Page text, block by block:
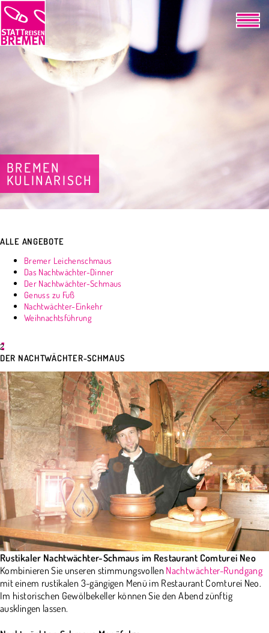
BREMEN
KULINARISCH
ALLE ANGEBOTE
Bremer Leichenschmaus
Das Nachtwächter-Dinner
Der Nachtwächter-Schmaus
Genuss zu Fuß
Nachtwächter-Einkehr
Weihnachtsführung
2
DER NACHTWÄCHTER-SCHMAUS
Rustikaler Nachtwächter-Schmaus im Restaurant Comturei Neo
Kombinieren Sie unseren stimmungsvollen Nachtwächter-Rundgang
mit einem rustikalen 3-gängigen Menü im Restaurant Comturei Neo.
Im historischen Gewölbekeller können Sie den Abend zünftig
ausklingen lassen.